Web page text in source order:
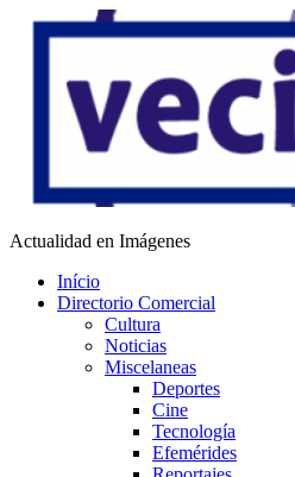
Saltar
Vecino Virtual
Actualidad en Imágenes
Início
Directorio Comercial
Cultura
Noticias
Miscelaneas
Deportes
Cine
Tecnología
Efemérides